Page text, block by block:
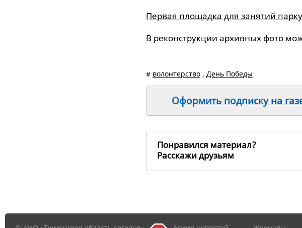
Первая площадка для занятий
В реконструкции архивных фото
# волонтерство , День Победы
Оформить подписку на
Понравился материал?
Расскажи друзьям